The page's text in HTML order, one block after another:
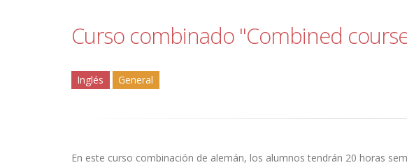
Curso combinado "Combined
Inglés General
En este curso combinación de alemán, los alumnos tendrán 20 horas